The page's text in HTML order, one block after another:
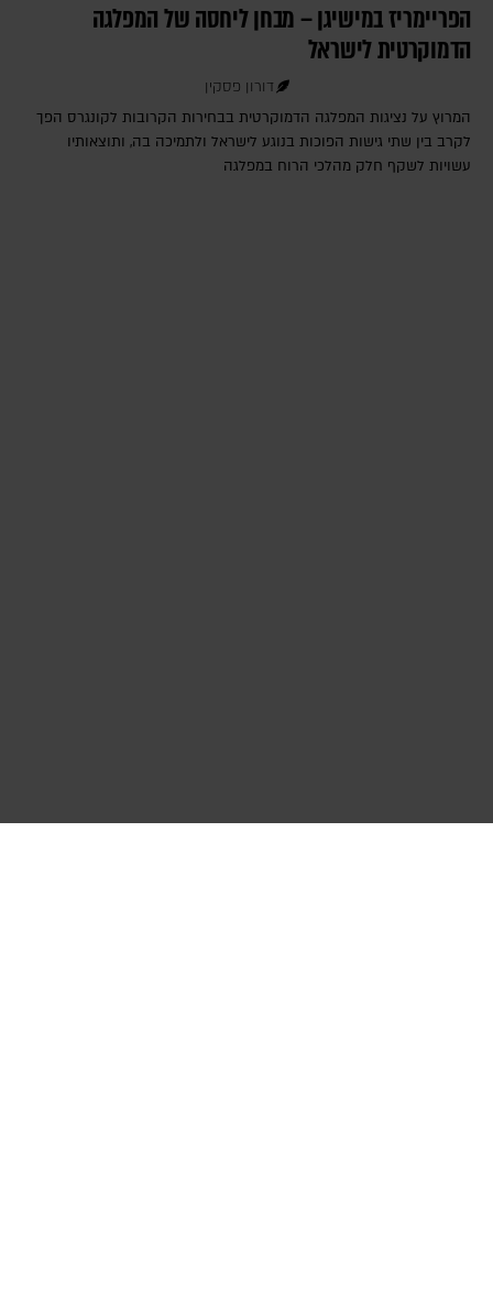
הפריימריז במישיגן – מבחן ליחסה של המפלגה
הדמוקרטית לישראל
דורון פסקין
המרוץ על נציגות המפלגה הדמוקרטית בבחירות הקרובות לקונגרס הפך
לקרב בין שתי גישות הפוכות בנוגע לישראל ולתמיכה בה, ותוצאותיו
עשויות לשקף חלק מהלכי הרוח במפלגה